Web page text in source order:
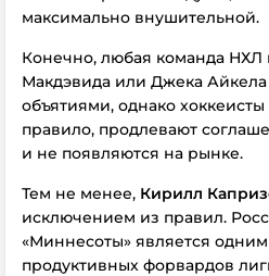
максимально внушительной.
Конечно, любая команда
Макдэвида или Джека
объятиями, однако хоккеисты
правило, продлевают
и не появляются на рынке.
Тем не менее, Кирилл
исключением из правил.
«Миннесоты» является
продуктивных форвардов